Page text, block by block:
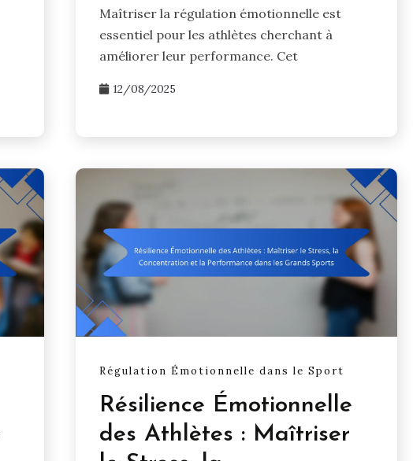
Maîtriser la régulation émotionnelle est
essentiel pour les athlètes cherchant à
améliorer leur performance. Cet
12/08/2025
Régulation Émotionnelle dans le Sport
Résilience Émotionnelle
des Athlètes : Maîtriser